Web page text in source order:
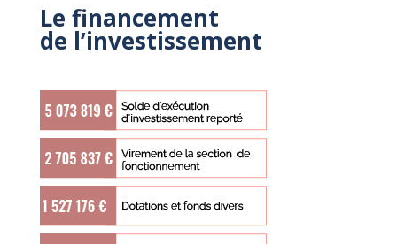
Le financement
de l’investissement